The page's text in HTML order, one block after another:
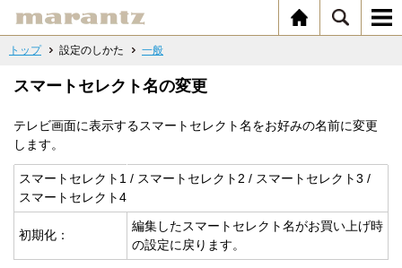
トップ 設定のしかた 一般
スマートセレクト名の変更
テレビ画面に表示するスマートセレクト名をお好みの名前に変更
します。
スマートセレクト1 / スマートセレクト2 / スマートセレクト3 /
スマートセレクト4
初期化：
編集したスマートセレクト名がお買い上げ時
の設定に戻ります。